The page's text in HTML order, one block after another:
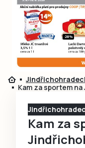
Ještě
Kam za sportem
Kam za